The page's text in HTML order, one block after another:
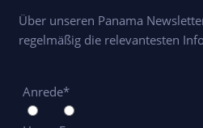
Über unseren Panama
regelmäßig die relevantesten
Anrede*